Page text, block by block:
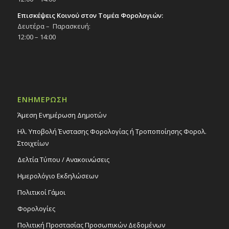
Επισκέψεις Κοινού στον Τομέα Φορολογιών:
Δευτέρα – Παρασκευή:
12:00 – 14:00
ΕΝΗΜΕΡΩΣΗ
Άμεση Ενημέρωση Δημοτών
Ηλ. Υποβολή Ένστασης Φορολογίας ή Τροποποίησης Φορολ.
Στοιχείων
Δελτία Τύπου / Ανακοινώσεις
Ημερολόγιο Εκδηλώσεων
Πολιτικοί Γάμοι
Φορολογίες
Πολιτική Προστασίας Προσωπικών Δεδομένων